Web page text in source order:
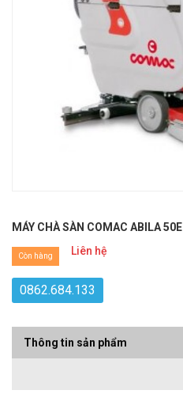
MÁY CHÀ SÀN COMAC ABILA 50E
Liên hệ
Còn hàng
0862.684.133
Thông tin sản phẩm